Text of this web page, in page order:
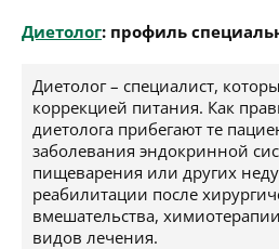
Диетолог: профиль
Диетолог – специалист,
коррекцией питания. Как
диетолога прибегают те
заболевания эндокринной
пищеварения или других
реабилитации после
вмешательства,
видов лечения.